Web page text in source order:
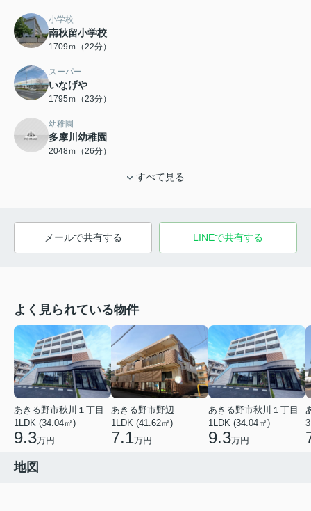
小学校
南秋留小学校
1709ｍ（22分）
スーパー
いなげや
1795ｍ（23分）
幼稚園
多摩川幼稚園
2048ｍ（26分）
すべて見る
メールで共有する LINEで共有する
よく見られている物件
あきる野市秋川１丁目
1LDK (34.04㎡)
9.3万円
あきる野市野辺
1LDK (41.62㎡)
7.1万円
あきる野市秋川１丁目
1LDK (34.04㎡)
9.3万円
地図